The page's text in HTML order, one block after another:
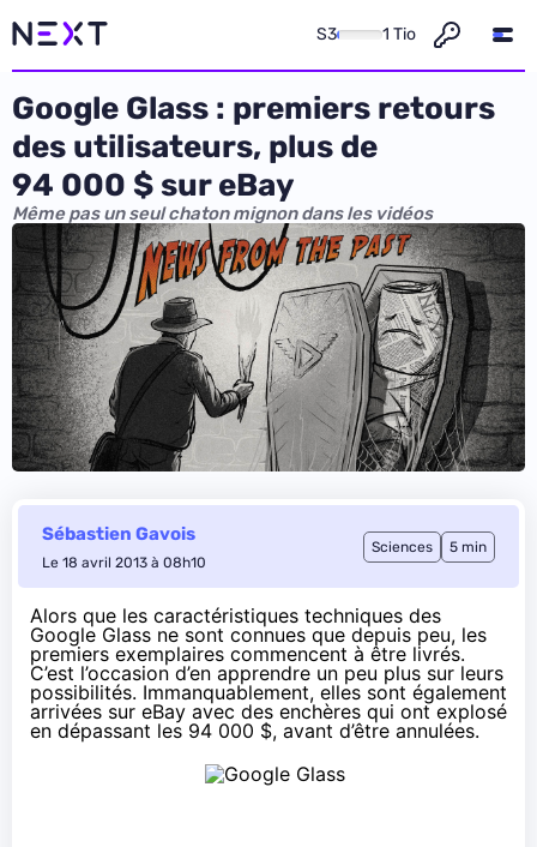
S3 1 Tio
Google Glass : premiers retours
des utilisateurs, plus de
94 000 $ sur eBay
Même pas un seul chaton mignon dans les vidéos
Sébastien Gavois
Le 18 avril 2013 à 08h10
Sciences 5 min
Alors que les caractéristiques techniques des
Google Glass ne sont connues que depuis peu, les
premiers exemplaires commencent à être livrés.
C’est l’occasion d’en apprendre un peu plus sur leurs
possibilités. Immanquablement, elles sont également
arrivées sur eBay avec des enchères qui ont explosé
en dépassant les 94 000 $, avant d’être annulées.